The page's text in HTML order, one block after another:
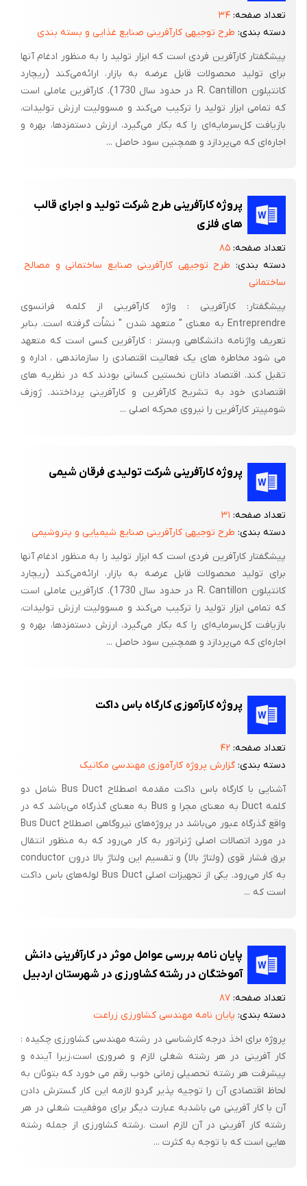
به غیر از ساچمه و نوک فلزی خودکار، بقیه اجزای خودکار از پلاستیک
گرفته که با گردش خود، جوهر چرب و مخصوصی را بر روی کاغذ انتقال
می دهد . این جوهر در مخزنی بنام تیوب )لوله( قرار دارد و پس از
عبور از پایه گوی، به گوی منتقل شده و برروی کاغذ می نشیند.
به مجموعه سوار شده گوی، پایه، لوله، مخزن و جوهر و یدکی قلم، خو
دکار گفته می شود . یدکی مذکور در محفظه هایی قرار می گیرد که به
آن بدنه خودکار می گویند. خودکار بیک که معمولا دارای بدنه شفاف
انجام می دهد. در خودکار مدل اوژن میزان جوهر بیشتری مصرف می
شود ولی در مقابل بعلت تعداد قطعات کمتر مصرفی، ساخت خودکار
فرآیند تولید کمتری را طی می نماید.
دوام خودکار در انبارها – تحت شرایط انبارهای عادی، در صورتیکه
تاریخ ساختن خواهد بود. خودکار بطور کلی دارای مشخصات جدول زیر
می باشد.
نام کامل طرح و محل اجرای آن :
تولید خودکار
دلایل انتخاب طرح :
خودکار را بحق می توان یکی از عجیب ترین اختراعات قرن بیستم
دانست ، اختراعی که تحولی را خودکار ایجاد کرد. با نگاهی گذرا به تاریخ
اولین ابزارهای نوشتن را چینی ها در هزاره اول قبل از میلاد مسیح مورد
استفاده قرار دادند. پس از آن در فاصله سال های ٥٠٠ تا ٣٠٠ قبل از
میلاد، مصریان باستان انواع دیگری از قلم را اختراع کردند . تا سال ٦٠٠
میلادی، ابزارهای نوشتن تغییر چندانی نداشتند. در فاصله بین سال
های ٦٠٠ تا ١٨٠٠ میلادی، بود که از پر غاز ساخته می شد، به گونه ای که
کردند در اواسط قرن نوزدهم با اختراع و رواج استفاده از خودنویس،
استفاده از قلم پر به فراموشی سپرده شد. تصور ساخت خودکارهای
انگلستان بود.
وضعیت و میزان اشتغالزایی :
تعداد اشتغالزایی این طرح 27 نفر میباشد .
تاریخچه و سابقه مختصر طرح :
نام و کد محصولات
تعرفه گمرکی طبق بررسی های به عمل آمده واردات و صادرات انواع
خودکار تحت تعرفه های ذیل صورت می پذیرد:
تعرفه گمرکی ٩٦٠٨١٠١٠ تحت عنوان " قلم نوک ساچمه ای با جوهر
خمیری(خودکار(
تعرفه گمرکی ٩٦٠٨١٠٢٠ تحت عنوان " قلم نوک ساچمه ای با جوهر
تعداد صفحه: ۳۴
دسته بندی: طرح توجیهی کارآفرینی صنایع غذایی و بسته بندی
پیشگفتار کارآفرین‌ فردی‌ است‌ که‌ ابزار تولید را به‌ منظور ادغام‌ آنها
برای‌ تولید محصولات‌ قابل‌ عرضه‌ به‌ بازار، ارائه‌می‌کند (ریچارد
کانتیلون‌ R. Cantillon در حدود سال‌ 1730). کارآفرین‌ عاملی‌ است‌
که‌ تمامی‌ ابزار تولید را ترکیب‌ می‌کند و مسوولیت‌ ارزش‌ تولیدات‌،
بازیافت‌ کل‌سرمایه‌ای‌ را که‌ بکار می‌گیرد، ارزش‌ دستمزدها، بهره‌ و
اجاره‌ای‌ که‌ می‌پردازد و همچنین‌ سود حاصل‌ ...
پروژه کارآفرینی طرح شرکت تولید و اجرای قالب
های فلزی
تعداد صفحه: ۸۵
دسته بندی: طرح توجیهی کارآفرینی صنایع ساختمانی و مصالح
ساختمانی
پیشگفتار: کارآفرینی : واژه کارآفرینی از کلمه فرانسوی
Entreprendre به معنای " متعهد شدن " نشاُت گرفته است. بنابر
تعریف واژنامه دانشگاهی وبستر : کارآفرین کسی است که متعهد
می شود مخاطره های یک فعالیت اقتصادی را سازماندهی ، اداره و
تقبل کند. اقتصاد دانان نخستین کسانی بودند که در نظریه های
اقتصادی خود به تشریح کارآفرین و کارآفرینی پرداختند. ژوزف
شومپیتر کارآفرین را نیروی محرکه اصلی ...
پروژه کارآفرینی شرکت تولیدی فرقان شیمی
تعداد صفحه: ۳۱
دسته بندی: طرح توجیهی کارآفرینی صنایع شیمیایی و پتروشیمی
پیشگفتار کارآفرین‌ فردی‌ است‌ که‌ ابزار تولید را به‌ منظور ادغام‌ آنها
برای‌ تولید محصولات‌ قابل‌ عرضه‌ به‌ بازار، ارائه‌می‌کند (ریچارد
کانتیلون‌ R. Cantillon در حدود سال‌ 1730). کارآفرین‌ عاملی‌ است‌
که‌ تمامی‌ ابزار تولید را ترکیب‌ می‌کند و مسوولیت‌ ارزش‌ تولیدات‌،
بازیافت‌ کل‌سرمایه‌ای‌ را که‌ بکار می‌گیرد، ارزش‌ دستمزدها، بهره‌ و
اجاره‌ای‌ که‌ می‌پردازد و همچنین‌ سود حاصل‌ ...
پروژه کارآموزی کارگاه باس داکت
تعداد صفحه: ۴۲
دسته بندی: گزارش پروژه کارآموزی مهندسی مکانیک
آشنایی با کارگاه باس داکت مقدمه اصطلاح Bus Duct‌ شامل دو
کلمه Duct‌ به معنای مجرا و Bus‌ به معنای گذرگاه می‌باشد که در
در مورد اتصالات اصلی ژنراتور به کار می‌رود که به منظور انتقال
به کار می‌رود. یکی از تجهیزات اصلی Bus Duct‌ لوله‌های باس داکت
است که ...
پایان نامه بررسی عوامل موثر در کارآفرینی دانش
آموختگان در رشته کشاورزی در شهرستان اردبیل
تعداد صفحه: ۸۷
دسته بندی: پایان نامه مهندسی کشاورزی زراعت
پروژه برای اخذ درجه کارشناسی در رشته مهندسی کشاورزی چکیده :
کار آفرینی در هر رشته شغلی لازم و ضروری است،زیرا آینده و
پیشرفت هر رشته تحصیلی زمانی خوب رقم می خورد که بتوئان به
لحاظ اقتصادی آن را توجیه پذیر گردو لازمه این کار گسترش دادن
آن با کار آفرینی می باشدبه عبارت دیگر برای موفقیت شغلی در هر
رشته کار آفرینی در آن لازم است .رشته کشاورزی از جمله رشته
هایی است که با توجه به کثرت ...